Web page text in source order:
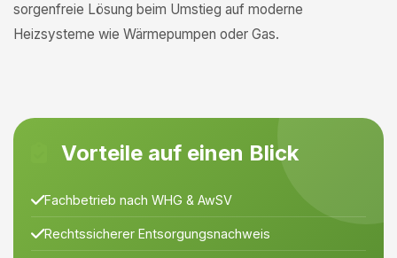
sorgenfreie Lösung beim Umstieg auf moderne
Heizsysteme wie Wärmepumpen oder Gas.
Vorteile auf einen Blick
Fachbetrieb nach WHG & AwSV
Rechtssicherer Entsorgungsnachweis